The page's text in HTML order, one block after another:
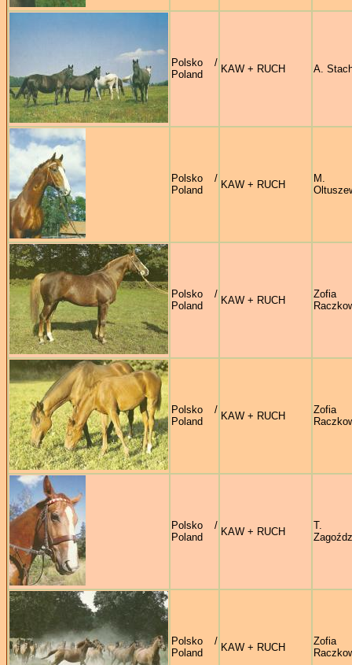
Polsko /
Poland
KAW + RUCH A.
Polsko /
Poland
KAW + RUCH
M.
Polsko /
Poland
KAW + RUCH
Zofia
Polsko /
Poland
KAW + RUCH
Zofia
Polsko /
Poland
KAW + RUCH
T.
Polsko /
Poland
KAW + RUCH
Zofia